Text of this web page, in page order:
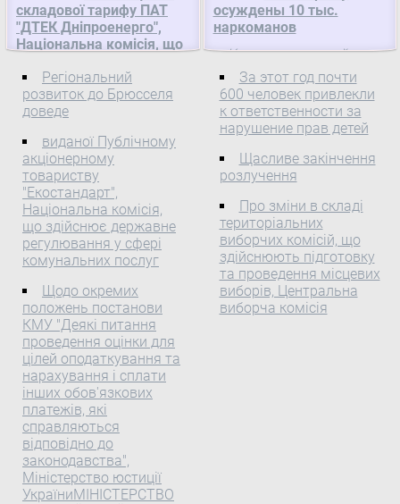
складової тарифу ПАТ
"ДТЕК Дніпроенерго",
Національна комісія, що
регулювання у сфері
енергетики
Про внесення змін до
величини інвестиційної
складової тарифу ПАТ
"ДТЕК Дніпроенерго"
Відповідно до Закону
України "Про
електроенергетику" (
575/97-ВР ), Указу
23.11.2011 № 1059 (
1059/2011 ) "Про
Національну комісію, що
здійснює державне
регулювання у сфері
енергетики",
розпорядження Кабінету
Міністрів України від
08.09.2004 № 648-р( 648-
2004-р ) "Про заходи
щодо реконструкції та
Регіональний
розвиток до Брюсселя
доведе
виданої Публічному
акціонерному
товариству
"Екостандарт",
Національна комісія,
що здійснює державне
регулювання у сфері
комунальних послуг
Щодо окремих
положень постанови
КМУ "Деякі питання
проведення оцінки для
цілей оподаткування та
нарахування і сплати
інших обов'язкових
платежів, які
справляються
відповідно до
законодавства",
Міністерство юстиції
УкраїниМІНІСТЕРСТВО
депутати України в
одномандатних виборчих
округах, Міністерство
інфраструктури України
Про затвердження
Порядку контролю за
надходженням, обліком і
використанням коштів
виборчих фондів
кандидати у народні
депутати України від яких
зареєстровані в
загальнодержавному
багатомандатному
виборчому окрузі, та
осуждены 10 тыс.
наркоманов
Конституционный суд
Италии смягчил
наказание за хранение и
распространение
марихуаны, пишет BBC
News. Суд признал
нелегитимным закон от
приравнял коноплю к
героину и кокаину.
За этот год почти
600 человек привлекли
к ответственности за
нарушение прав детей
Щасливе закінчення
розлучення
Про зміни в складі
територіальних
виборчих комісій, що
здійснюють підготовку
та проведення місцевих
виборів, Центральна
виборча комісія